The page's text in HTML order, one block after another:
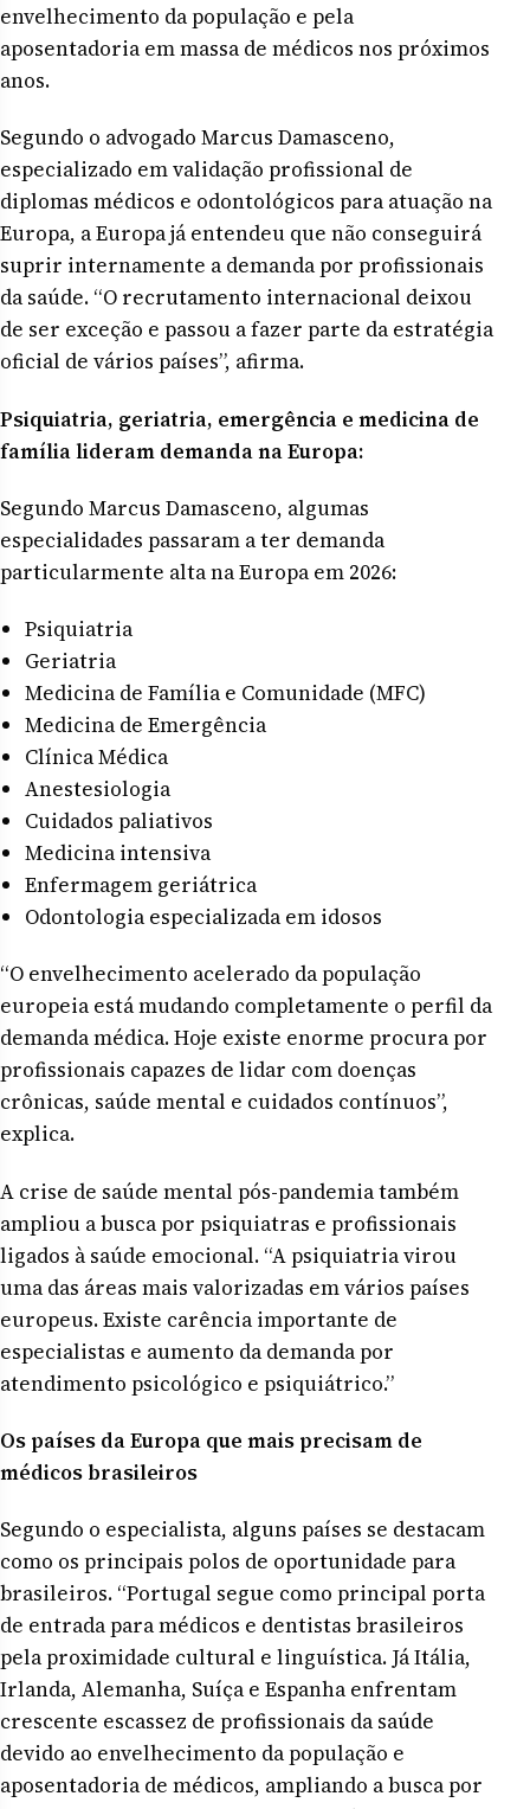
envelhecimento da população e pela
aposentadoria em massa de médicos nos próximos
anos.
Segundo o advogado Marcus Damasceno,
especializado em validação profissional de
diplomas médicos e odontológicos para atuação na
Europa, a Europa já entendeu que não conseguirá
suprir internamente a demanda por profissionais
da saúde. “O recrutamento internacional deixou
de ser exceção e passou a fazer parte da estratégia
oficial de vários países”, afirma.
Psiquiatria, geriatria, emergência e medicina de
família lideram demanda na Europa:
Segundo Marcus Damasceno, algumas
especialidades passaram a ter demanda
particularmente alta na Europa em 2026:
Psiquiatria
Geriatria
Medicina de Família e Comunidade (MFC)
Medicina de Emergência
Clínica Médica
Anestesiologia
Cuidados paliativos
Medicina intensiva
Enfermagem geriátrica
Odontologia especializada em idosos
“O envelhecimento acelerado da população
europeia está mudando completamente o perfil da
demanda médica. Hoje existe enorme procura por
profissionais capazes de lidar com doenças
crônicas, saúde mental e cuidados contínuos”,
explica.
A crise de saúde mental pós-pandemia também
ampliou a busca por psiquiatras e profissionais
ligados à saúde emocional. “A psiquiatria virou
uma das áreas mais valorizadas em vários países
europeus. Existe carência importante de
especialistas e aumento da demanda por
atendimento psicológico e psiquiátrico.”
Os países da Europa que mais precisam de
médicos brasileiros
Segundo o especialista, alguns países se destacam
como os principais polos de oportunidade para
brasileiros. “Portugal segue como principal porta
de entrada para médicos e dentistas brasileiros
pela proximidade cultural e linguística. Já Itália,
Irlanda, Alemanha, Suíça e Espanha enfrentam
crescente escassez de profissionais da saúde
devido ao envelhecimento da população e
aposentadoria de médicos, ampliando a busca por